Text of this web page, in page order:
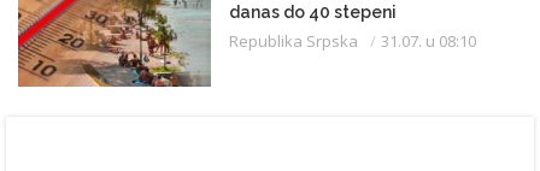
danas do 40 stepeni
Republika Srpska 31.07. u 08:10